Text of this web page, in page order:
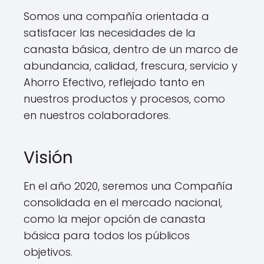
Somos una compañía orientada a
satisfacer las necesidades de la
canasta básica, dentro de un marco de
abundancia, calidad, frescura, servicio y
Ahorro Efectivo, reflejado tanto en
nuestros productos y procesos, como
en nuestros colaboradores.
Visión
En el año 2020, seremos una Compañía
consolidada en el mercado nacional,
como la mejor opción de canasta
básica para todos los públicos
objetivos.